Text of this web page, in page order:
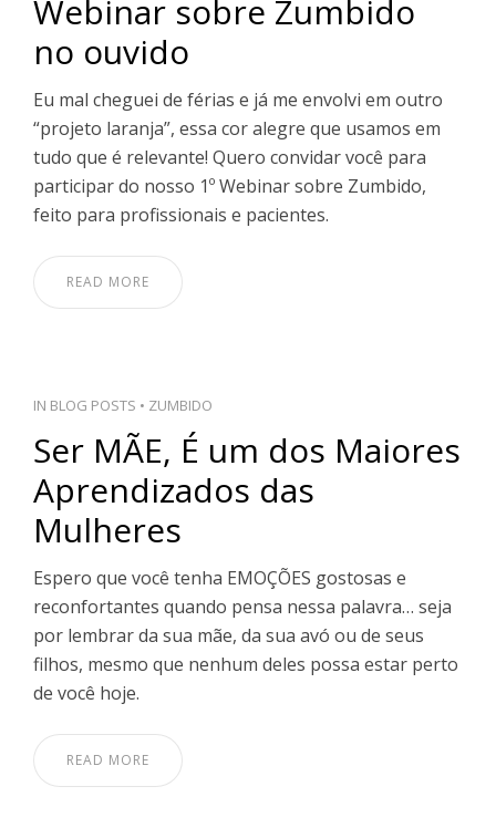
Webinar sobre Zumbido
no ouvido
Eu mal cheguei de férias e já me envolvi em outro
“projeto laranja”, essa cor alegre que usamos em
tudo que é relevante! Quero convidar você para
participar do nosso 1º Webinar sobre Zumbido,
feito para profissionais e pacientes.
READ MORE
IN BLOG POSTS • ZUMBIDO
Ser MÃE, É um dos Maiores
Aprendizados das
Mulheres
Espero que você tenha EMOÇÕES gostosas e
reconfortantes quando pensa nessa palavra… seja
por lembrar da sua mãe, da sua avó ou de seus
filhos, mesmo que nenhum deles possa estar perto
de você hoje.
READ MORE